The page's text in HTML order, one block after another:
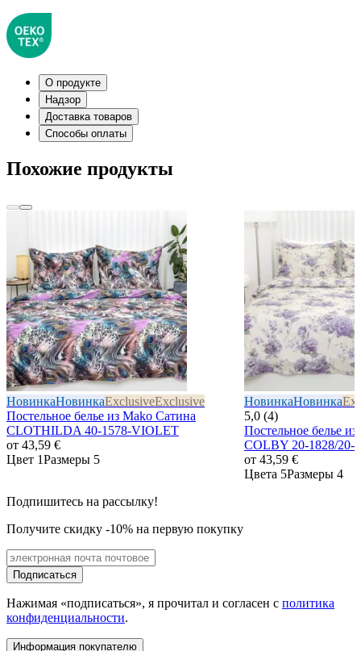
О продукте
Надзор
Доставка товаров
Способы оплаты
Похожие продукты
НовинкаНовинкаExclusiveExclusive
Постельное белье из Mako Сатина
CLOTHILDA 40-1578-VIOLET
от 43,59 €
Цвет 1Размеры 5
НовинкаНовинка
5,0 (4)
Постельное белье
COLBY 20-1828/20-
от 43,59 €
Цвета 5Размеры 4
Подпишитесь на рассылку!
Получите скидку -10% на первую покупку
Подписаться
Нажимая «подписаться», я прочитал и согласен с политика
конфиденциальности.
Информация покупателю